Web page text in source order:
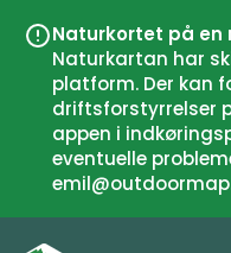
Naturkortet på en
Naturkartan har
platform. Der kan
driftsforstyrrelser
appen i
eventuelle